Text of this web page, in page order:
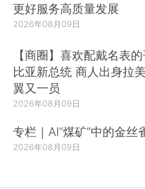
更好服务高质量发展
2026年08月09日
【商圈】喜欢配戴名表
比亚新总统 商人出身拉
翼又一员
2026年08月09日
专栏｜AI“煤矿”中的金丝
2026年08月09日